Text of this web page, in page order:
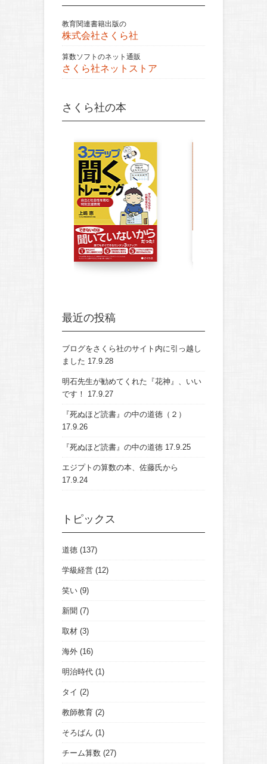
教育関連書籍出版の
株式会社さくら社
算数ソフトのネット通販
さくら社ネットストア
さくら社の本
最近の投稿
ブログをさくら社のサイト内に引っ越し
ました 17.9.28
明石先生が勧めてくれた『花神』、いい
です！
17.9.27
『死ぬほど読書』の中の道徳（２）
17.9.26
『死ぬほど読書』の中の道徳 17.9.25
エジプトの算数の本、佐藤氏から
17.9.24
トピックス
道徳 (137)
学級経営 (12)
笑い (9)
新聞 (7)
取材 (3)
海外 (16)
明治時代 (1)
タイ (2)
教師教育 (2)
そろばん (1)
チーム算数 (27)